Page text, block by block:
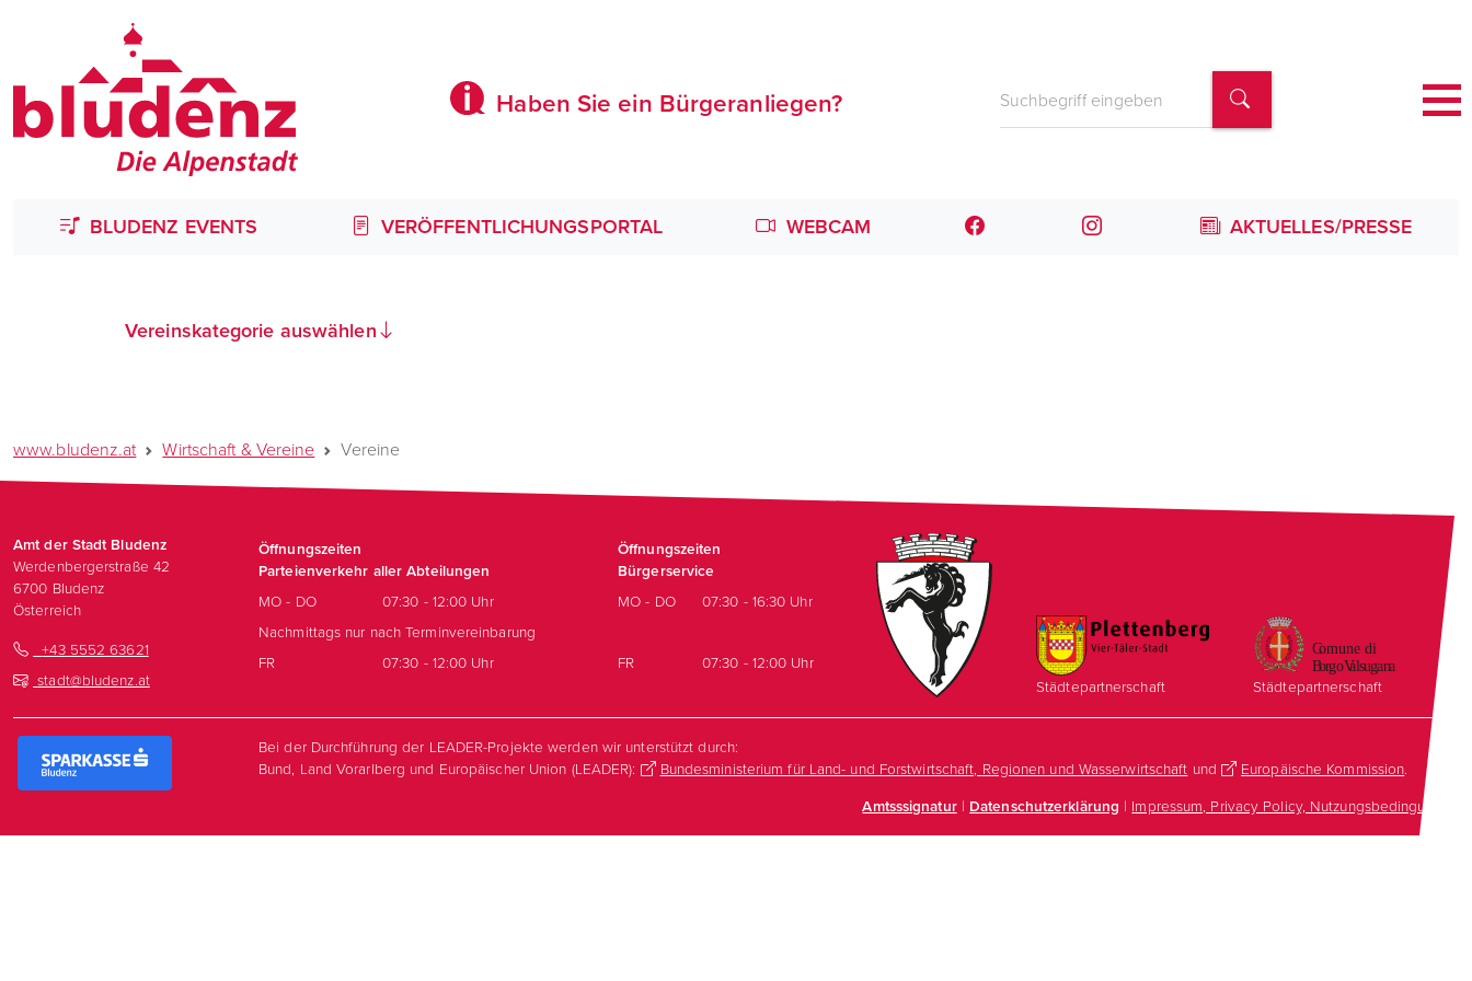
Haben Sie ein Bürgeranliegen?
BLUDENZ EVENTS VERÖFFENTLICHUNGSPORTAL WEBCAM AKTUELLES/PRESSE
Vereinskategorie auswählen
www.bludenz.at Wirtschaft & Vereine Vereine
Amt der Stadt Bludenz
Werdenbergerstraße 42
6700 Bludenz
Österreich
+43 5552 63621
stadt@bludenz.at
Öffnungszeiten
Parteienverkehr aller Abteilungen
Öffnungszeiten
Bürgerservice
MO - DO
07:30 - 12:00 Uhr MO - DO
07:30 - 16:30 Uhr
Nachmittags nur nach Terminvereinbarung
FR
07:30 - 12:00 Uhr FR
07:30 - 12:00 Uhr
Städtepartnerschaft
Städtepartnerschaft
Bei der Durchführung der LEADER-Projekte werden wir unterstützt durch:
Bund, Land Vorarlberg und Europäischer Union (LEADER):
Bundesministerium für Land- und Forstwirtschaft, Regionen und Wasserwirtschaft und Europäische Kommission.
Amtsssignatur| Datenschutzerklärung | Impressum, Privacy Policy, Nutzungsbedingungen